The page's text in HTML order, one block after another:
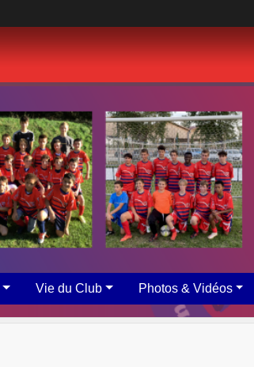
Vie du Club Photos & Vidéos